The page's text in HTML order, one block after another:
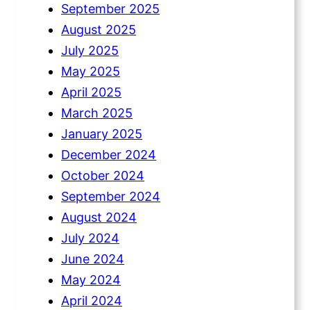
September 2025
August 2025
July 2025
May 2025
April 2025
March 2025
January 2025
December 2024
October 2024
September 2024
August 2024
July 2024
June 2024
May 2024
April 2024